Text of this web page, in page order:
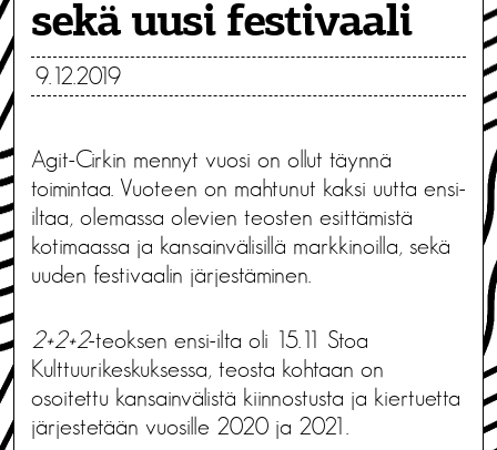
sekä uusi festivaali
9.12.2019
Agit-Cirkin mennyt vuosi on ollut täynnä
toimintaa. Vuoteen on mahtunut kaksi uutta ensi-
iltaa, olemassa olevien teosten esittämistä
kotimaassa ja kansainvälisillä markkinoilla, sekä
uuden festivaalin järjestäminen.
2+2+2-teoksen ensi-ilta oli 15.11 Stoa
Kulttuurikeskuksessa, teosta kohtaan on
osoitettu kansainvälistä kiinnostusta ja kiertuetta
järjestetään vuosille 2020 ja 2021.